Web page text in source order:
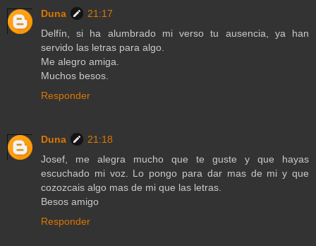
Duna
21:17
Delfín, si ha alumbrado mi verso tu ausencia, ya han
servido las letras para algo.
Me alegro amiga.
Muchos besos.
Responder
Duna
21:18
Josef, me alegra mucho que te guste y que hayas
escuchado mi voz. Lo pongo para dar mas de mi y que
cozozcais algo mas de mi que las letras.
Besos amigo
Responder